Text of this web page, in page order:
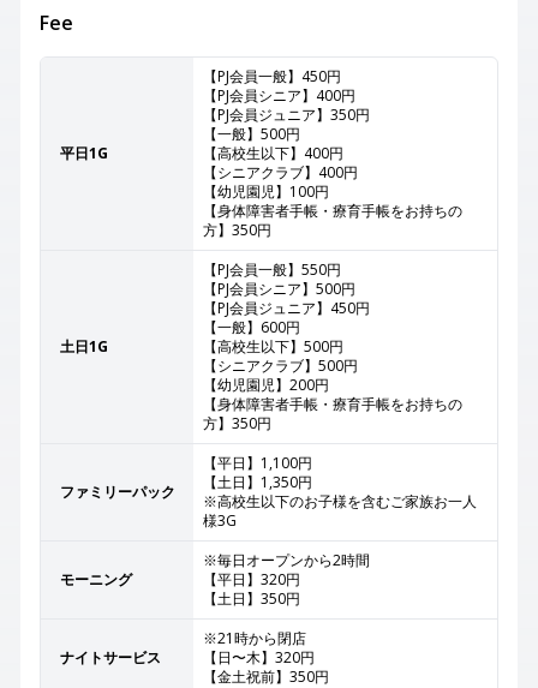
Fee
平日1G
【PJ会員一般】450円
【PJ会員シニア】400円
【PJ会員ジュニア】350円
【一般】500円
【高校生以下】400円
【シニアクラブ】400円
【幼児園児】100円
【身体障害者手帳・療育手帳をお持ちの
方】350円
土日1G
【PJ会員一般】550円
【PJ会員シニア】500円
【PJ会員ジュニア】450円
【一般】600円
【高校生以下】500円
【シニアクラブ】500円
【幼児園児】200円
【身体障害者手帳・療育手帳をお持ちの
方】350円
ファミリーパック
【平日】1,100円
【土日】1,350円
※高校生以下のお子様を含むご家族お一人
様3G
モーニング
※毎日オープンから2時間
【平日】320円
【土日】350円
ナイトサービス
※21時から閉店
【日〜木】320円
【金土祝前】350円